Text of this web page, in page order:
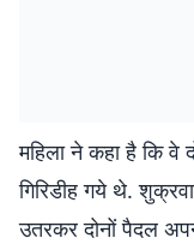
महिला ने कहा है कि वे
गिरिडीह गये थे.
उतरकर दोनों पैदल